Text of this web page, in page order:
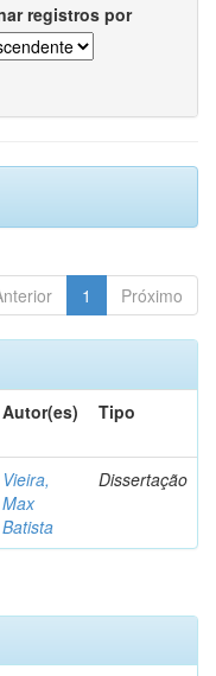
registros por
1 Próximo
Autor(es) Tipo
Vieira,
Max
Batista
Dissertação